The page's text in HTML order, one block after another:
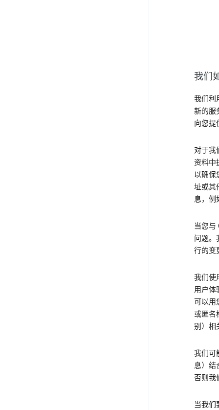
我们
我们利
新的服
向您提
对于我
资料中
以确保
址或其
息，例
当您与
问题。
行的变
我们使
用户体
可以用
或匿名
别）相
我们可
息）结
否则我
当我们